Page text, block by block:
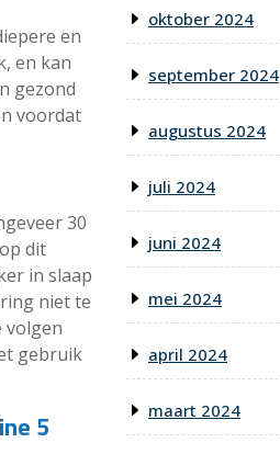
en
en kan
gezond
voordat
30
dit
in slaap
niet te
volgen
gebruik
5
oktober 2024
september 2024
augustus 2024
juli 2024
juni 2024
mei 2024
april 2024
maart 2024